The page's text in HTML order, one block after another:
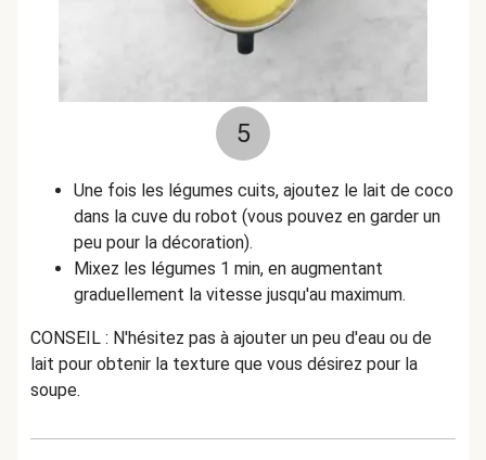
5
Une fois les légumes cuits, ajoutez le lait de coco
dans la cuve du robot (vous pouvez en garder un
peu pour la décoration).
Mixez les légumes 1 min, en augmentant
graduellement la vitesse jusqu'au maximum.
CONSEIL : N'hésitez pas à ajouter un peu d'eau ou de
lait pour obtenir la texture que vous désirez pour la
soupe.